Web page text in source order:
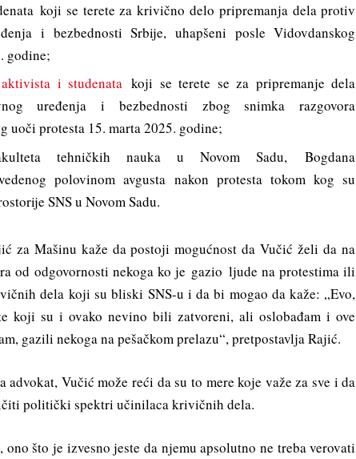
koji se terete za krivično delo pripremanja dela protiv
i bezbednosti Srbije, uhapšeni posle Vidovdanskog
godine;
i studenata koji se terete se za pripremanje dela
uređenja i bezbednosti zbog snimka razgovora
uoči protesta 15. marta 2025. godine;
tehničkih nauka u Novom Sadu, Bogdana
polovinom avgusta nakon protesta tokom kog su
SNS u Novom Sadu.
za Mašinu kaže da postoji mogućnost da Vučić želi da na
od odgovornosti nekoga ko je gazio ljude na protestima ili
dela koji su bliski SNS-u i da bi mogao da kaže: „Evo,
koji su i ovako nevino bili zatvoreni, ali oslobađam i ove
gazili nekoga na pešačkom prelazu“, pretpostavlja Rajić.
advokat, Vučić može reći da su to mere koje važe za sve i da
politički spektri učinilaca krivičnih dela.
ono što je izvesno jeste da njemu apsolutno ne treba verovati